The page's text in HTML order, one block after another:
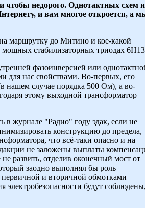
чтобы недорого. Однотактных схем и
и вам многое откроется, а
маршрутку до Митино и кое-какой
мощных стабилизаторных триодах
фазоинверсией или
для нас свойствами. Во-первых, его
нашем случае порядка 500 Ом), а во-
этому выходной трансформатор
в журнале "Радио" году эдак, если не
конструкцию до предела,
что всё-таки опасно и на
не заложены выплаты
развить, отделив оконечный мост от
заодно выполнял бы роль
и вторичной обмотками
будут